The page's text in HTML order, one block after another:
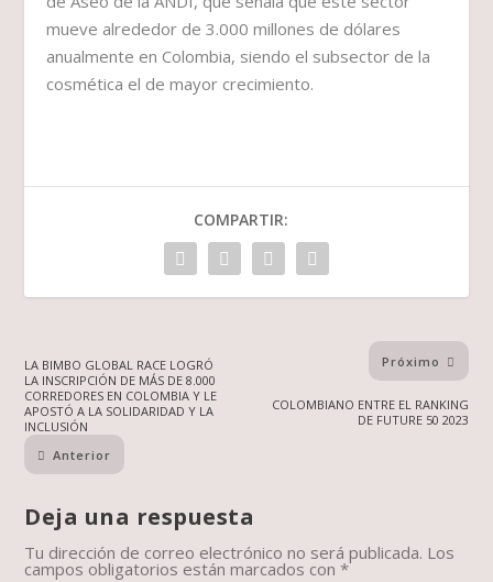
mueve alrededor de 3.000 millones de dólares
anualmente en Colombia, siendo el subsector de la
cosmética el de mayor crecimiento.
COMPARTIR:
LA BIMBO GLOBAL RACE LOGRÓ
LA INSCRIPCIÓN DE MÁS DE 8.000
CORREDORES EN COLOMBIA Y LE
APOSTÓ A LA SOLIDARIDAD Y LA
INCLUSIÓN
Anterior
Próximo
COLOMBIANO ENTRE EL RANKING
DE FUTURE 50 2023
Deja una respuesta
Tu dirección de correo electrónico no será publicada. Los
campos obligatorios están marcados con*